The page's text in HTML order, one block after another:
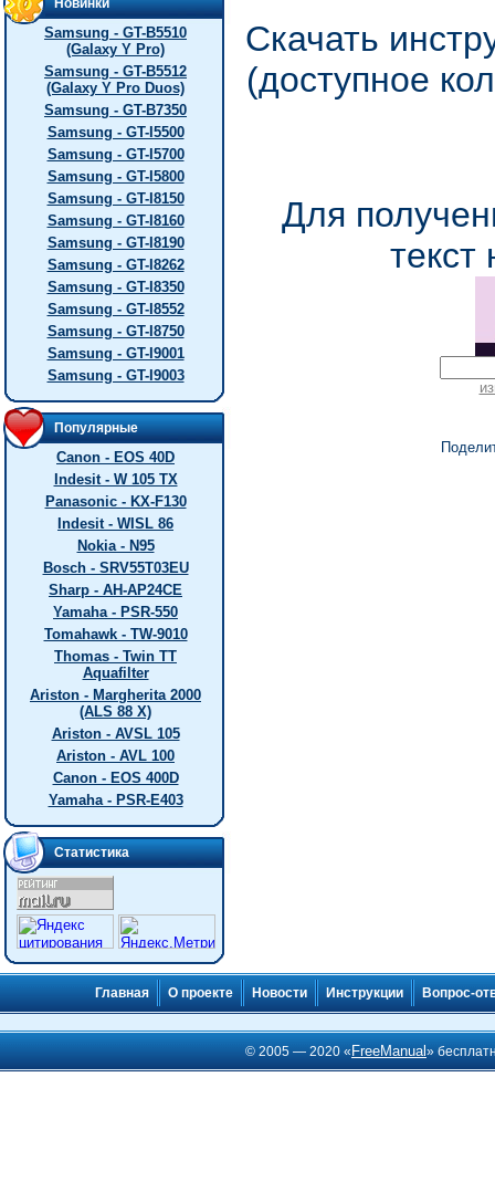
Новинки
Samsung - GT-B5510
(Galaxy Y Pro)
Samsung - GT-B5512
(Galaxy Y Pro Duos)
Samsung - GT-B7350
Samsung - GT-I5500
Samsung - GT-I5700
Samsung - GT-I5800
Samsung - GT-I8150
Samsung - GT-I8160
Samsung - GT-I8190
Samsung - GT-I8262
Samsung - GT-I8350
Samsung - GT-I8552
Samsung - GT-I8750
Samsung - GT-I9001
Samsung - GT-I9003
Популярные
Canon - EOS 40D
Indesit - W 105 TX
Panasonic - KX-F130
Indesit - WISL 86
Nokia - N95
Bosch - SRV55T03EU
Sharp - AH-AP24CE
Yamaha - PSR-550
Tomahawk - TW-9010
Thomas - Twin TT
Aquafilter
Ariston - Margherita 2000
(ALS 88 X)
Ariston - AVSL 105
Ariston - AVL 100
Canon - EOS 400D
Yamaha - PSR-E403
Статистика
Скачать
(доступное
Для
текст
Главная О проекте Новости Инструкции Вопрос-
© 2005 — 2020 « FreeManual»